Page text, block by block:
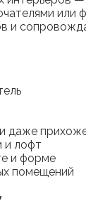
или
и
и даже
и лофт
и форме
помещений